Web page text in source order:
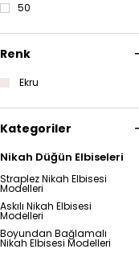
50
Renk
Ekru
Kategoriler
Nikah Düğün Elbiseleri
Straplez Nikah Elbisesi
Modelleri
Askılı Nikah Elbisesi
Modelleri
Boyundan Bağlamalı
Nikah Elbisesi Modelleri